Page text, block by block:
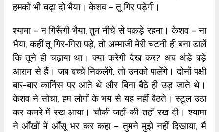
हमको भी चढ़ा दो भैया। केशव – तू गिर पड़ेगी।
श्‍यामा – न गिरूँगी भैया, तुम नीचे से पकड़े रहना। केशव – ना
भैया, कहीं तू गिर-गिरा पड़े, तो अम्माजी मेरी चटनी ही बना डालें
कि तूने ही चढ़ाया था। क्‍या करेगी देख कर? अब अंडे बड़े
आराम से हैं। जब बच्‍चे निकलेंगे, तो उनको पालेंगे। दोनों पक्षी
बार-बार कार्निस पर आते थे और बिना बैठे ही उड़ जाते थे।
केशव ने सोचा, हम लोगों के भय से यह नहीं बैठते। स्‍टूल उठा
कर कमरे में रख आया। चौकी जहाँ-की-तहाँ रख दी। श्‍यामा
ने आँखों में आँसू भर कर कहा – तुमने मुझे नहीं दिखाया, मैं